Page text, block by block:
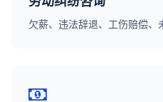
欠薪、违法辞退、工伤赔偿、